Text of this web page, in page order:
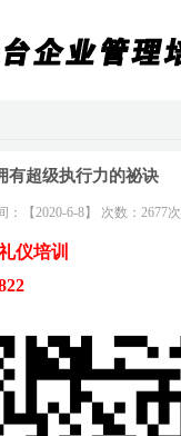
有超级执行力的祕诀
：【2020-6-8】 次数：2677次
仪培训